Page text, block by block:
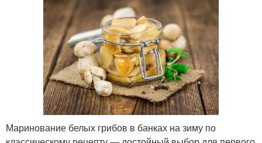
Маринование белых грибов в банках на зиму по